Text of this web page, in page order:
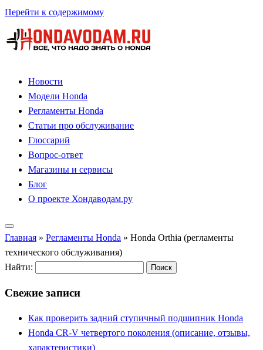
Перейти к содержимому
Новости
Модели Honda
Регламенты Honda
Статьи про обслуживание
Глоссарий
Вопрос-ответ
Магазины и сервисы
Блог
О проекте Хондаводам.ру
Главная » Регламенты Honda » Honda Orthia (регламенты
технического обслуживания)
Найти:
Свежие записи
Как проверить задний ступичный подшипник Honda
Honda CR-V четвертого поколения (описание, отзывы,
характеристики)